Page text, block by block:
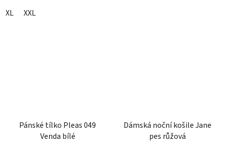
XL XXL
Pánské tílko Pleas 049
Venda bílé
Dámská noční košile Jane
pes růžová